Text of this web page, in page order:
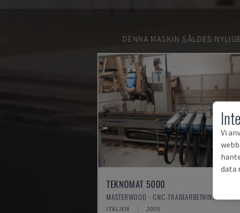
DENNA MASKIN SÅLDES
TEKNOMAT 5000
MASTERWOOD - CNC-TRÄBEARBETNINGSCENTER
ITALIEN 2005
Vi
data